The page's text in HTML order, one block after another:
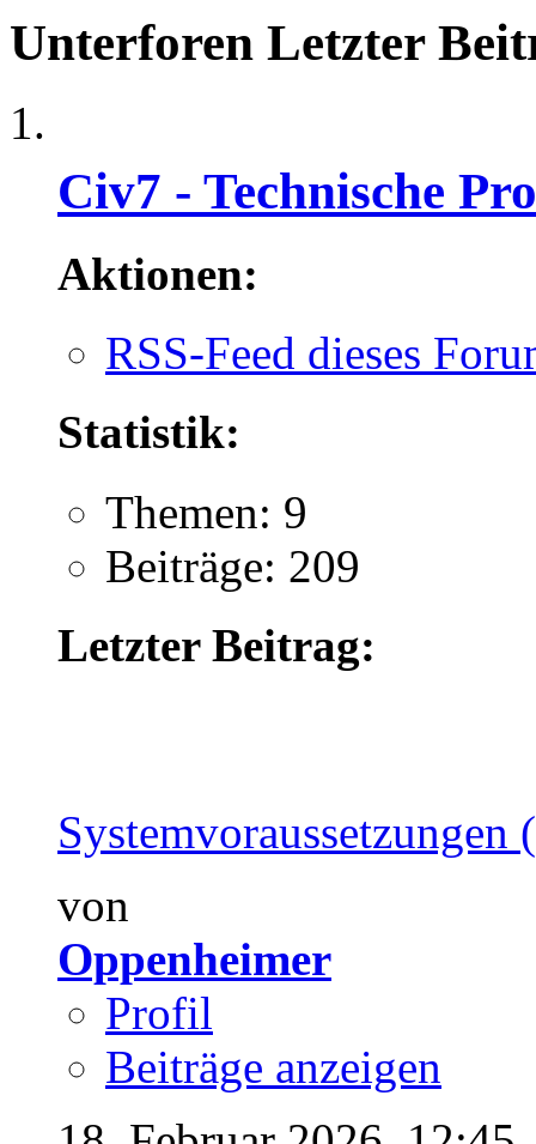
Unterforen Letzter
Civ7 - Technische
Aktionen:
RSS-Feed dieses
Statistik:
Themen: 9
Beiträge: 209
Letzter Beitrag:
Systemvoraussetzungen
von
Oppenheimer
Profil
Beiträge anzeigen